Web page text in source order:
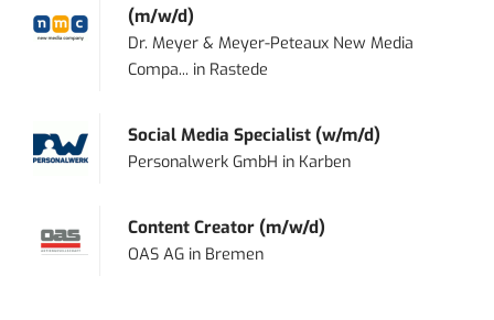
(m/w/d)
Dr. Meyer & Meyer-Peteaux New Media
Compa... in Rastede
Social Media Specialist (w/m/d)
Personalwerk GmbH in Karben
Content Creator (m/w/d)
OAS AG in Bremen